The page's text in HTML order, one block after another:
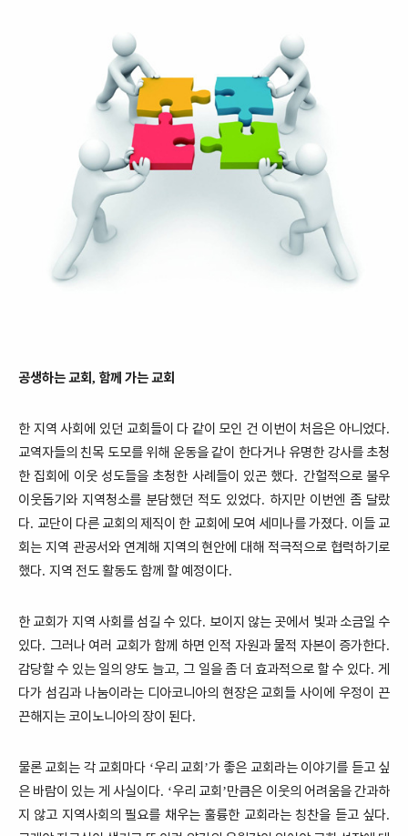
공생하는 교회, 함께 가는 교회
한 지역 사회에 있던 교회들이 다 같이 모인 건 이번이 처음은 아니었다.
교역자들의 친목 도모를 위해 운동을 같이 한다거나 유명한 강사를 초청
한 집회에 이웃 성도들을 초청한 사례들이 있곤 했다. 간헐적으로 불우
이웃돕기와 지역청소를 분담했던 적도 있었다. 하지만 이번엔 좀 달랐
다. 교단이 다른 교회의 제직이 한 교회에 모여 세미나를 가졌다. 이들 교
회는 지역 관공서와 연계해 지역의 현안에 대해 적극적으로 협력하기로
했다. 지역 전도 활동도 함께 할 예정이다.
한 교회가 지역 사회를 섬길 수 있다. 보이지 않는 곳에서 빛과 소금일 수
있다. 그러나 여러 교회가 함께 하면 인적 자원과 물적 자본이 증가한다.
감당할 수 있는 일의 양도 늘고, 그 일을 좀 더 효과적으로 할 수 있다.게
다가 섬김과 나눔이라는 디아코니아의 현장은 교회들 사이에 우정이 끈
끈해지는 코이노니아의 장이 된다.
물론 교회는 각 교회마다 ‘우리 교회 ’가 좋은 교회라는 이야기를 듣고 싶
은 바람이 있는 게 사실이다. ‘우리 교회 ’만큼은 이웃의 어려움을 간과하
지 않고 지역사회의 필요를 채우는 훌륭한 교회라는 칭찬을 듣고 싶다.